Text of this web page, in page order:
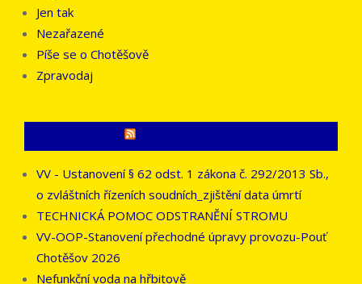
Jen tak
Nezařazené
Píše se o Chotěšově
Zpravodaj
VV - Ustanovení § 62 odst. 1 zákona č. 292/2013 Sb.,
o zvláštních řízeních soudních_zjištění data úmrtí
TECHNICKÁ POMOC ODSTRANĚNÍ STROMU
VV-OOP-Stanovení přechodné úpravy provozu-Pouť
Chotěšov 2026
Nefunkční voda na hřbitově